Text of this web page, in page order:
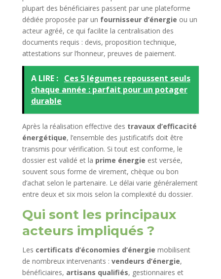
plupart des bénéficiaires passent par une plateforme
dédiée proposée par un fournisseur d’énergie ou un
acteur agréé, ce qui facilite la centralisation des
documents requis : devis, proposition technique,
attestations sur l’honneur, preuves de paiement.
A LIRE : Ces 5 légumes repoussent seuls
chaque année : parfait pour un potager
durable
Après la réalisation effective des travaux d’efficacité
énergétique, l’ensemble des justificatifs doit être
transmis pour vérification. Si tout est conforme, le
dossier est validé et la prime énergie est versée,
souvent sous forme de virement, chèque ou bon
d’achat selon le partenaire. Le délai varie généralement
entre deux et six mois selon la complexité du dossier.
Qui sont les principaux
acteurs impliqués ?
Les certificats d’économies d’énergie mobilisent
de nombreux intervenants : vendeurs d’énergie,
bénéficiaires, artisans qualifiés, gestionnaires et